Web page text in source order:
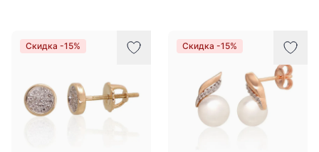
Скидка -15% Скидка -15%